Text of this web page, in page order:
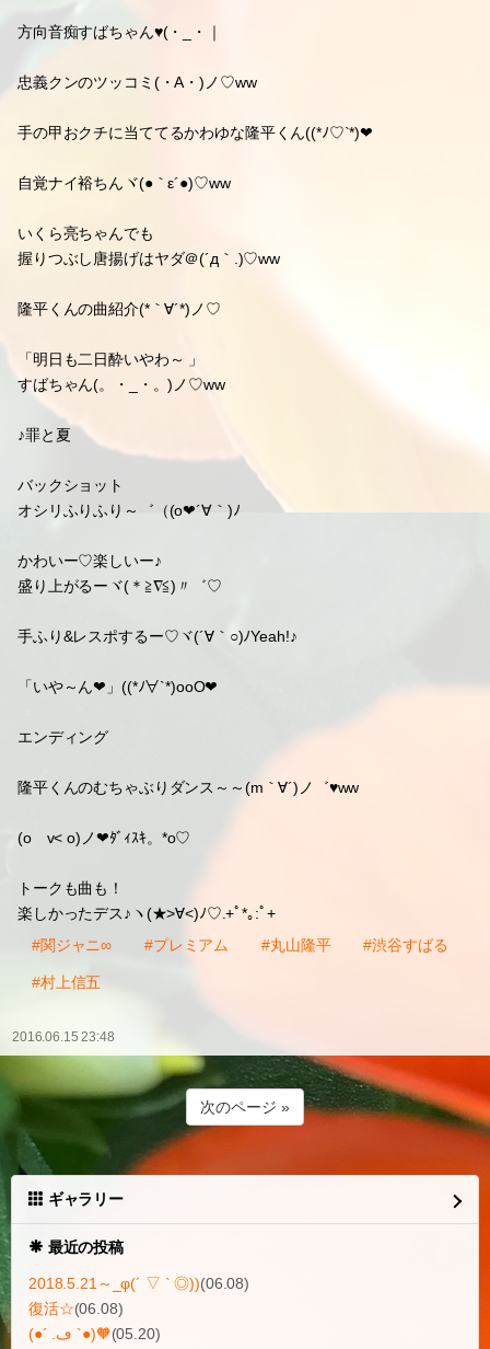
方向音痴すばちゃん♥(・_・｜
忠義クンのツッコミ(・A・)ノ♡ww
手の甲おクチに当ててるかわゆな隆平くん((*ﾉ♡`*)❤
自覚ナイ裕ちんヾ(●｀ε´●)♡ww
いくら亮ちゃんでも
握りつぶし唐揚げはヤダ＠(´д｀.)♡ww
隆平くんの曲紹介(*｀∀´*)ノ♡
「明日も二日酔いやわ～ 」
すばちゃん(。・_・。)ノ♡ww
♪罪と夏
バックショット
オシリふりふり～゛（(o❤´∀｀)ﾉ
かわいー♡楽しいー♪
盛り上がるーヾ(＊≧∇≦)〃゛♡
手ふり&レスポするー♡ヾ(´∀｀○)ﾉYeah!♪
「いや～ん❤」((*ﾉ∀`*)ooO❤
エンディング
隆平くんのむちゃぶりダンス～～(m｀∀´)ノ゛♥ww
(oゝv< o)ノ❤ﾀﾞｨｽｷ。*о♡
トークも曲も！
楽しかったデス♪ヽ(★>∀<)ﾉ♡.+ﾟ*｡:ﾟ+
#関ジャニ∞
#プレミアム #丸山隆平 #渋谷すばる
#村上信五
2016.06.15 23:48
次のページ »
ギャラリー
最近の投稿
2018.5.21～_φ(´ ▽ ` ◎))(06.08)
復活☆(06.08)
(●´ .ڡ `●)🧡
(05.20)